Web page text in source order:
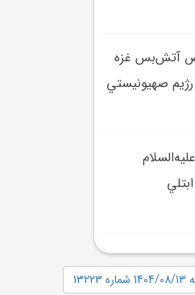
آتش‌بس غزه
صهيونيستي